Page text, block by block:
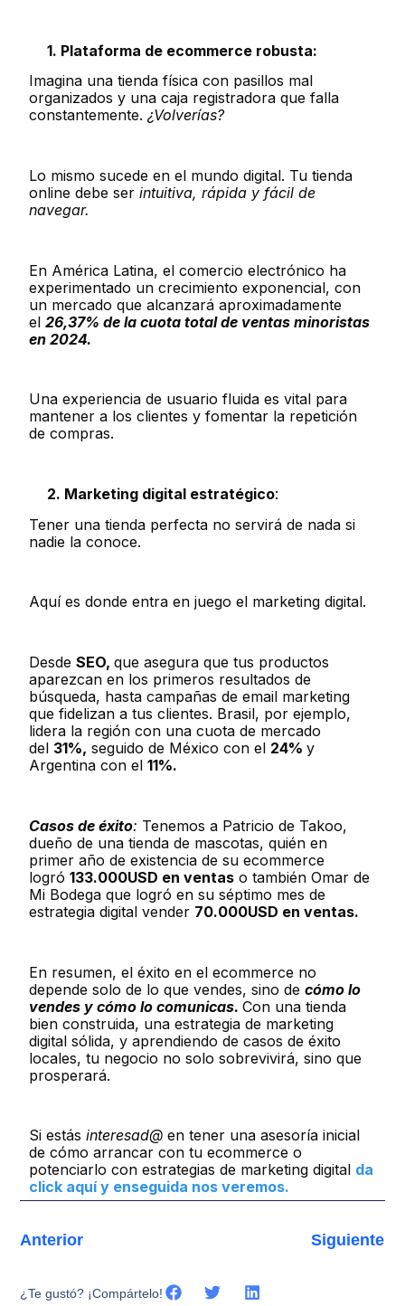
1. Plataforma de ecommerce robusta:
Imagina una tienda física con pasillos mal
organizados y una caja registradora que falla
constantemente.¿Volverías?
Lo mismo sucede en el mundo digital. Tu tienda
online debe serintuitiva, rápida y fácil de
navegar.
En América Latina, el comercio electrónico ha
experimentado un crecimiento exponencial, con
un mercado que alcanzará aproximadamente
el26,37% de la cuota total de ventas minoristas
en 2024.
Una experiencia de usuario fluida es vital para
mantener a los clientes y fomentar la repetición
de compras.
2. Marketing digital estratégico:
Tener una tienda perfecta no servirá de nada si
nadie la conoce.
Aquí es donde entra en juego el marketing digital.
DesdeSEO,que asegura que tus productos
aparezcan en los primeros resultados de
búsqueda, hasta campañas de email marketing
que fidelizan a tus clientes. Brasil, por ejemplo,
lidera la región con una cuota de mercado
del 31%, seguido de México con el 24%y
Argentina con el11%.
Casos de éxito: Tenemos a Patricio de Takoo,
dueño de una tienda de mascotas, quién en
primer año de existencia de su ecommerce
logró133.000USD en ventas o también Omar de
Mi Bodega que logró en su séptimo mes de
estrategia digital vender 70.000USD en ventas.
En resumen, el éxito en el ecommerce no
depende solo de lo que vendes, sino decómo lo
vendes y cómo lo comunicas. Con una tienda
bien construida, una estrategia de marketing
digital sólida, y aprendiendo de casos de éxito
locales, tu negocio no solo sobrevivirá, sino que
prosperará.
Si estásinteresad@en tener una asesoría inicial
de cómo arrancar con tu ecommerce o
potenciarlo con estrategias de marketing digital da
click aquí y enseguida nos veremos.
Anterior Siguiente
¿Te gustó? ¡Compártelo!